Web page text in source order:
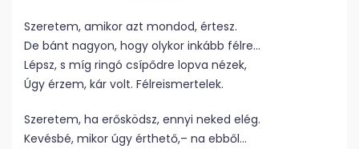
Szeretem, amikor azt mondod, értesz.
De bánt nagyon, hogy olykor inkább félre…
Lépsz, s míg ringó csípődre lopva nézek,
Úgy érzem, kár volt. Félreismertelek.
Szeretem, ha erősködsz, ennyi neked elég.
Kevésbé, mikor úgy érthető,– na ebből…